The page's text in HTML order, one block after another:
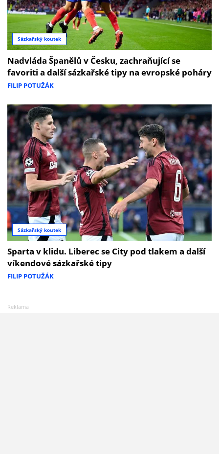
Sázkařský koutek
Nadvláda Španělů v Česku, zachraňující se
favoriti a další sázkařské tipy na evropské poháry
FILIP POTUŽÁK
Sázkařský koutek
Sparta v klidu. Liberec se City pod tlakem a další
víkendové sázkařské tipy
FILIP POTUŽÁK